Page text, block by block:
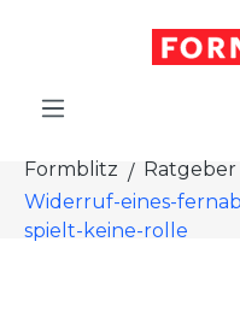
Formblitz
Ratgeber
Widerruf-eines-
spielt-keine-rolle